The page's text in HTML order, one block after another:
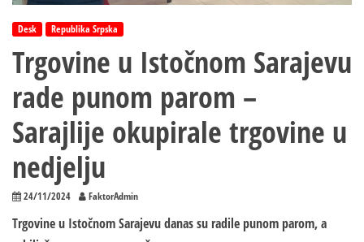
Desk Republika Srpska
Trgovine u Istočnom Sarajevu
rade punom parom –
Sarajlije okupirale trgovine u
nedjelju
24/11/2024 FaktorAdmin
Trgovine u Istočnom Sarajevu danas su radile punom parom, a